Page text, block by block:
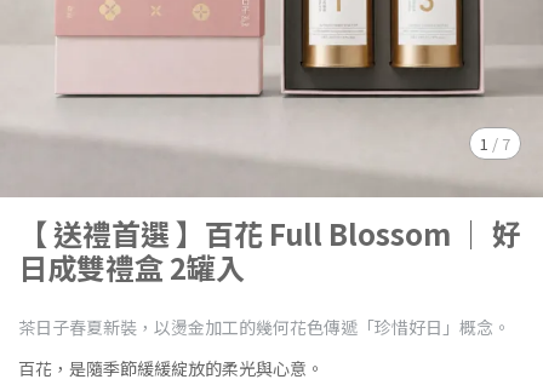
1 / 7
【 送禮首選 】百花 Full Blossom ｜ 好
日成雙禮盒 2罐入
茶日子春夏新裝，以燙金加工的幾何花色傳遞「珍惜好日」概念。
百花，是隨季節緩緩綻放的柔光與心意。